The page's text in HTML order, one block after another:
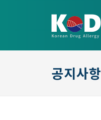
공지사항